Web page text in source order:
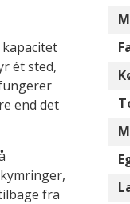
ét sted,
end det
fra